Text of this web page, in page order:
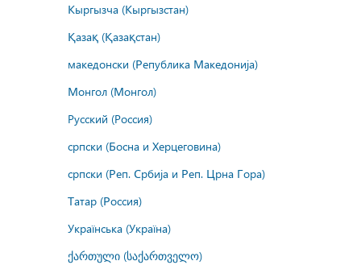
Кыргызча (Кыргызстан)
Қазақ (Қазақстан)
македонски (Република Македонија)
Монгол (Монгол)
Русский (Россия)
српски (Босна и Херцеговина)
српски (Реп. Србија и Реп. Црна Гора)
Татар (Россия)
Українська (Україна)
ქართული (საქართველო)